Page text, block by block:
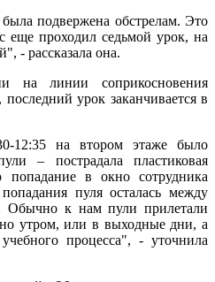
подвержена обстрелам. Это
еще проходил седьмой урок, на
- рассказала она.
на линии соприкосновения
урок заканчивается в
12:35 на втором этаже было
– пострадала пластиковая
в окно сотрудника
попадания пуля осталась между
Обычно к нам пули прилетали
утром, или в выходные дни, а
процесса", - уточнила